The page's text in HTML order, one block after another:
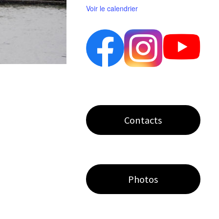
Voir le calendrier
Contacts
Photos